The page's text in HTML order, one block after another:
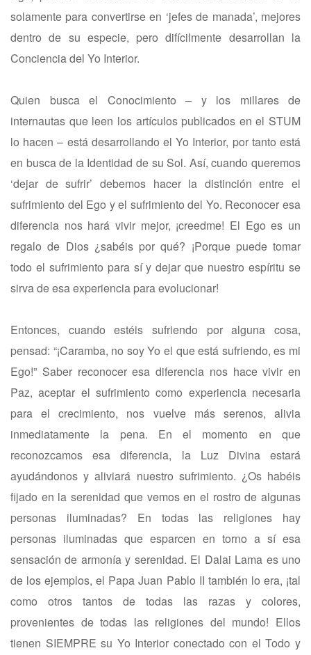
solamente para convertirse en ‘jefes de manada’, mejores
dentro de su especie, pero difícilmente desarrollan la
Conciencia del Yo Interior.
Quien busca el Conocimiento – y los millares de
internautas que leen los artículos publicados en el STUM
lo hacen – está desarrollando el Yo Interior, por tanto está
en busca de la Identidad de su Sol. Así, cuando queremos
‘dejar de sufrir’ debemos hacer la distinción entre el
sufrimiento del Ego y el sufrimiento del Yo. Reconocer esa
diferencia nos hará vivir mejor, ¡creedme! El Ego es un
regalo de Dios ¿sabéis por qué? ¡Porque puede tomar
todo el sufrimiento para sí y dejar que nuestro espíritu se
sirva de esa experiencia para evolucionar!
Entonces, cuando estéis sufriendo por alguna cosa,
pensad: “¡Caramba, no soy Yo el que está sufriendo, es mi
Ego!” Saber reconocer esa diferencia nos hace vivir en
Paz, aceptar el sufrimiento como experiencia necesaria
para el crecimiento, nos vuelve más serenos, alivia
inmediatamente la pena. En el momento en que
reconozcamos esa diferencia, la Luz Divina estará
ayudándonos y aliviará nuestro sufrimiento. ¿Os habéis
fijado en la serenidad que vemos en el rostro de algunas
personas iluminadas? En todas las religiones hay
personas iluminadas que esparcen en torno a sí esa
sensación de armonía y serenidad. El Dalai Lama es uno
de los ejemplos, el Papa Juan Pablo II también lo era, ¡tal
como otros tantos de todas las razas y colores,
provenientes de todas las religiones del mundo! Ellos
tienen SIEMPRE su Yo Interior conectado con el Todo y